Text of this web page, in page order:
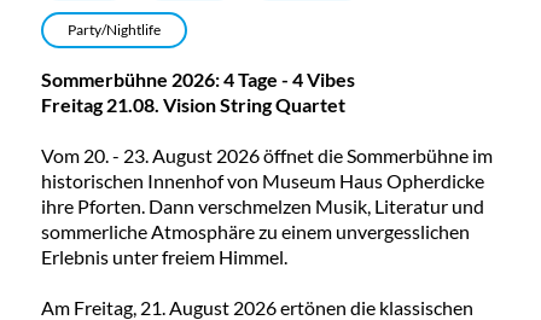
Party/Nightlife
Sommerbühne 2026: 4 Tage - 4 Vibes
Freitag 21.08. Vision String Quartet
Vom 20. - 23. August 2026 öffnet die Sommerbühne im
historischen Innenhof von Museum Haus Opherdicke
ihre Pforten. Dann verschmelzen Musik, Literatur und
sommerliche Atmosphäre zu einem unvergesslichen
Erlebnis unter freiem Himmel.
Am Freitag, 21. August 2026 ertönen die klassischen